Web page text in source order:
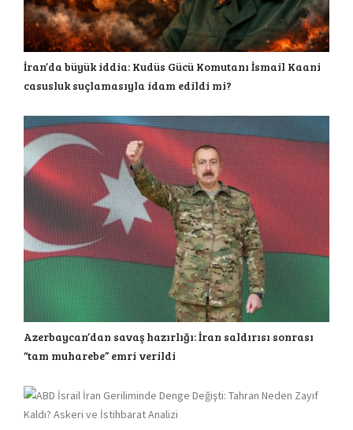
İran’da büyük iddia: Kudüs Gücü Komutanı İsmail Kaani
casusluk suçlamasıyla idam edildi mi?
Azerbaycan’dan savaş hazırlığı: İran saldırısı sonrası
“tam muharebe” emri verildi